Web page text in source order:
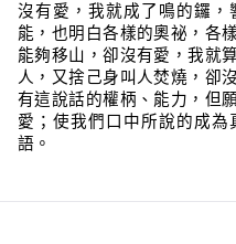
沒有愛，我就成了鳴的鑼
能，也明白各樣的奧祕，各
能夠移山，卻沒有愛，我就
人，又捨己身叫人焚燒，卻
有這說話的權柄、能力，但
愛；使我們口中所說的成
語。